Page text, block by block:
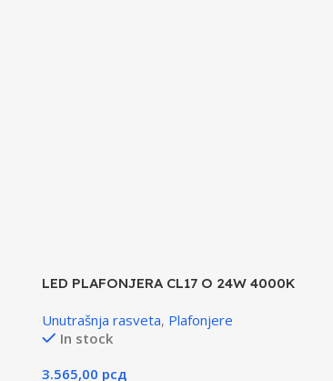
LED PLAFONJERA CL17 O 24W 4000K
Unutrašnja rasveta, Plafonjere
In stock
3.565,00 рсд